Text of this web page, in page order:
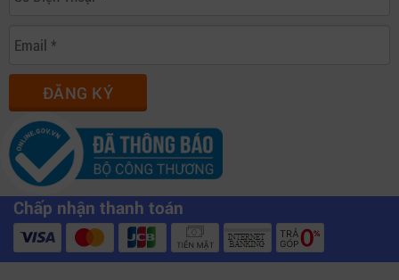
ĐĂNG KÝ
Chấp nhận thanh toán